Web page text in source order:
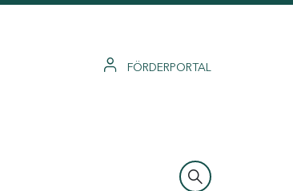
FÖRDERPORTAL